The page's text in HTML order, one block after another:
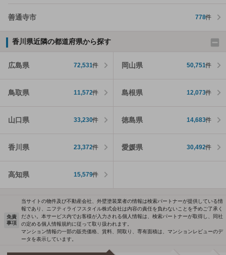
善通寺市 778件
香川県近隣の都道府県から探す
広島県 72,531件 岡山県 50,751件
鳥取県 11,572件 島根県 12,073件
山口県 33,230件 徳島県 14,683件
香川県 23,372件 愛媛県 30,492件
高知県 15,579件
免責
事項
当サイトの物件及び不動産会社、外壁塗装業者の情報は検索パートナーが提供している情
報であり、ニフティライフスタイル株式会社は内容の責任を負わないことを予めご了承く
ださい。本サービス内でお客様が入力される個人情報は、検索パートナーが取得し、同社
の定める個人情報規約に従って取り扱われます。
マンション情報の一部の販売価格、賃料、間取り、専有面積は、マンションレビューのデ
ータを表示しています。